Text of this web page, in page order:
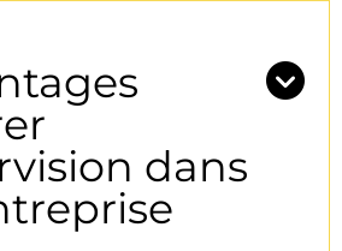
dans